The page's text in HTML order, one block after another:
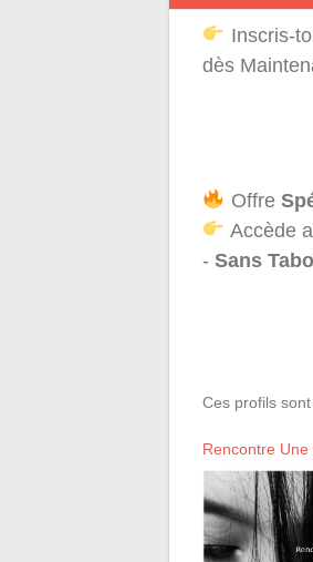
Inscris-
dès
Offre
Accède
- Sans
Ces profils
Rencontre Une